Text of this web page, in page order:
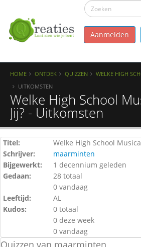
Aanmelden
HOME ONTDEK QUIZZEN
WELKE HIGH
UITKOMSTEN
Welke High School
Jij? - Uitkomsten
Titel:
Welke High School
Schrijver:
maarminten
Bijgewerkt:
1 decennium geleden
Gedaan:
28 totaal
0 vandaag
Leeftijd:
AL
Kudos:
0 totaal
0 deze week
0 vandaag
Quizzen van maarminten